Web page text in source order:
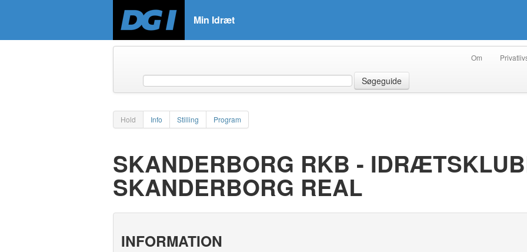
Min Idræt
Om
Søgeguide
Hold Info Stilling Program
SKANDERBORG RKB -
SKANDERBORG REAL
INFORMATION